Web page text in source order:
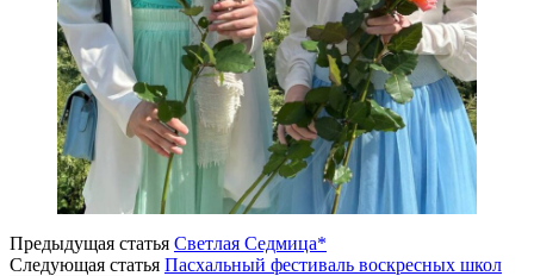
Предыдущая статья Светлая Седмица*
Следующая статья Пасхальный фестиваль воскресных школ